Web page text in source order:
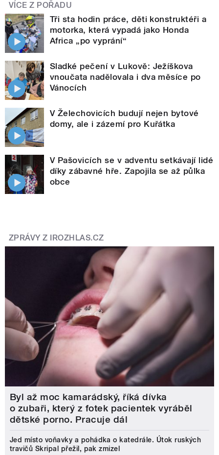
VÍCE Z POŘADU
Tři sta hodin práce, děti konstruktéři a
motorka, která vypadá jako Honda
Africa „po vyprání“
Sladké pečení v Lukově: Ježíškova
vnoučata nadělovala i dva měsíce po
Vánocích
V Želechovicích budují nejen bytové
domy, ale i zázemí pro Kuřátka
V Pašovicích se v adventu setkávají lidé
díky zábavné hře. Zapojila se až půlka
obce
ZPRÁVY Z IROZHLAS.CZ
Byl až moc kamarádský, říká dívka
o zubaři, který z fotek pacientek vyráběl
dětské porno. Pracuje dál
Jed místo voňavky a pohádka o katedrále. Útok ruských
travičů Skripal přežil, pak zmizel